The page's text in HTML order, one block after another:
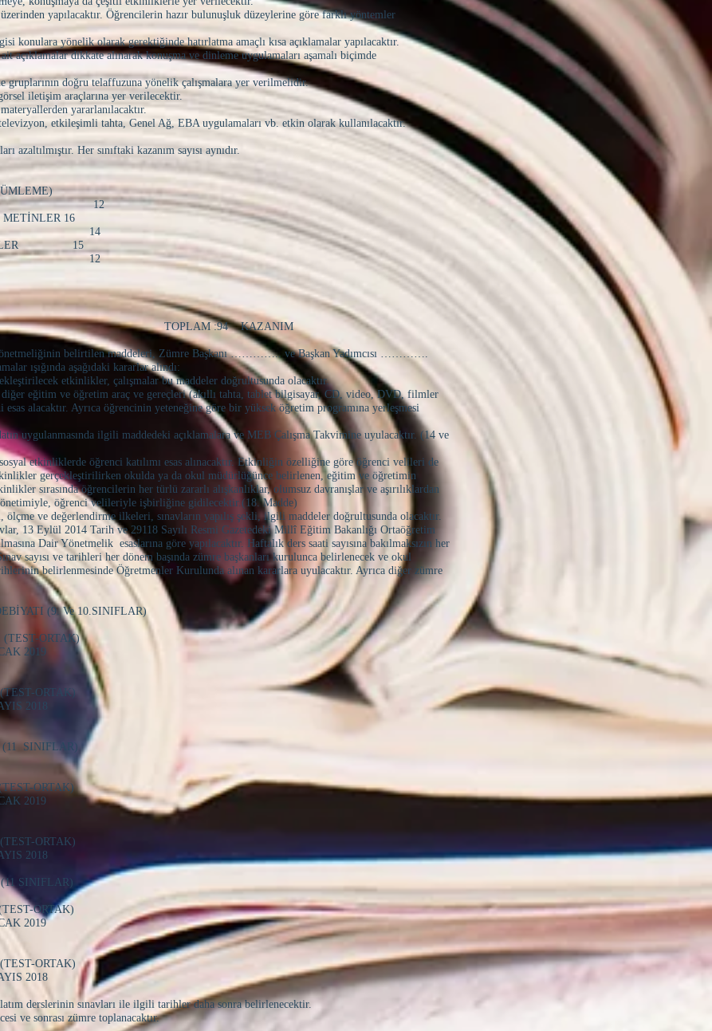
yapılacaktır. Öğrencilerin hazır bulunuşluk düzeylerine göre farklı yöntemler
konulara yönelik olarak gerektiğinde hatırlatma amaçlı kısa açıklamalar yapılacaktır.
açıklamalar dikkate alınarak konuşma ve dinleme uygulamaları aşamalı biçimde
gruplarının doğru telaffuzuna yönelik çalışmalara yer verilmelidir.
iletişim araçlarına yer verilecektir.
yararlanılacaktır.
etkileşimli tahta, Genel Ağ, EBA uygulamaları vb. etkin olarak kullanılacaktır.
azaltılmıştır. Her sınıftaki kazanım sayısı aynıdır.
12
METİNLER 16
14
15
12
:94 KAZANIM
belirtilen maddeleri, Zümre Başkanı ………….. ve Başkan Yadımcısı ………….
ışığında aşağıdaki kararlar alındı:
etkinlikler, çalışmalar bu maddeler doğrultusunda olacaktır.
eğitim ve öğretim araç ve gereçleri (akıllı tahta, tablet bilgisayar, CD, video, DVD, filmler
alacaktır. Ayrıca öğrencinin yeteneğine göre bir yüksek öğretim programına yerleşmesi
uygulanmasında ilgili maddedeki açıklamalara ve MEB Çalışma Takvimine uyulacaktır. (14 ve
etkinliklerde öğrenci katılımı esas alınacaktır. Etkinliğin özelliğine göre öğrenci velileri de
gerçekleştirilirken okulda ya da okul müdürlüğünce belirlenen, eğitim ve öğretimin
sırasında öğrencilerin her türlü zararlı alışkanlıklar, olumsuz davranışlar ve aşırılıklardan
öğrenci velileriyle işbirliğine gidilecektir.(18. Madde)
ve değerlendirme ilkeleri, sınavların yapılış şekli, ilgili maddeler doğrultusunda olacaktır.
13 Eylül 2014 Tarih ve 29118 Sayılı Resmi Gazetedeki Millî Eğitim Bakanlığı Ortaöğretim
Dair Yönetmelik esaslarına göre yapılacaktır. Haftalık ders saati sayısına bakılmaksızın her
sayısı ve tarihleri her dönem başında zümre başkanları kurulunca belirlenecek ve okul
belirlenmesinde Öğretmenler Kurulunda alınan kararlara uyulacaktır. Ayrıca diğer zümre
(9. Ve 10.SINIFLAR)
ORTAK)
2019
ORTAK)
2018
(11 SINIFLAR)
ORTAK)
2019
ORTAK)
2018
SINIFLAR)
ORTAK)
2019
ORTAK)
2018
derslerinin sınavları ile ilgili tarihler daha sonra belirlenecektir.
ve sonrası zümre toplanacaktır.